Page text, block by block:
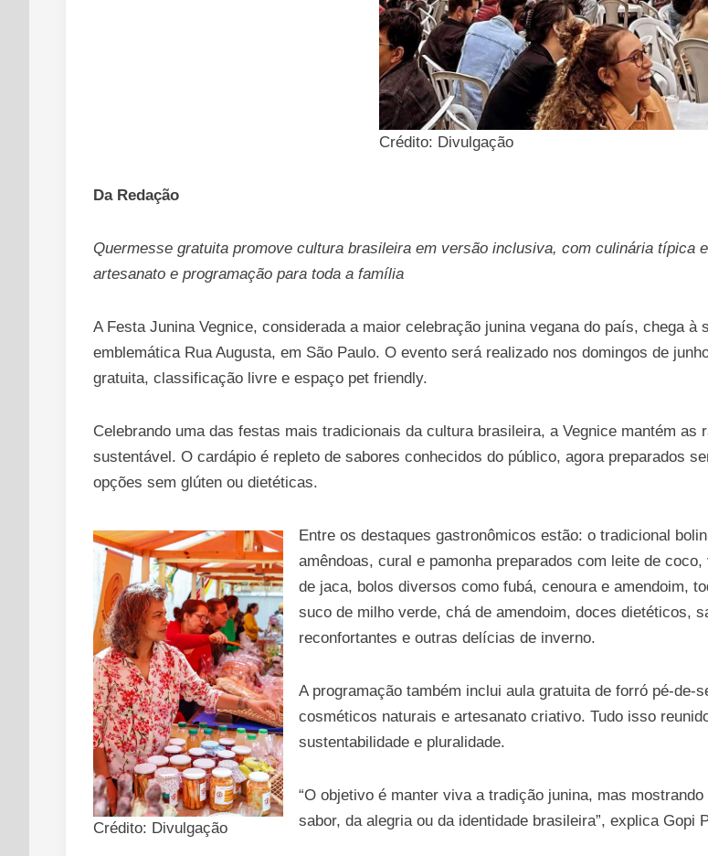
Crédito: Divulgação
Da Redação
Quermesse gratuita promove cultura brasileira em versão inclusiva, com culinária típica
artesanato e programação para toda a família
A Festa Junina Vegnice, considerada a maior celebração junina vegana do país, chega à
emblemática Rua Augusta, em São Paulo. O evento será realizado nos domingos de
gratuita, classificação livre e espaço pet friendly.
Celebrando uma das festas mais tradicionais da cultura brasileira, a Vegnice mantém
sustentável. O cardápio é repleto de sabores conhecidos do público, agora preparados
opções sem glúten ou dietéticas.
Crédito: Divulgação
Entre os destaques gastronômicos estão: o tradicional
amêndoas, cural e pamonha preparados com leite de
de jaca, bolos diversos como fubá, cenoura e amendoim,
suco de milho verde, chá de amendoim, doces dietéticos,
reconfortantes e outras delícias de inverno.
A programação também inclui aula gratuita de forró pé-
cosméticos naturais e artesanato criativo. Tudo isso
sustentabilidade e pluralidade.
“O objetivo é manter viva a tradição junina, mas
sabor, da alegria ou da identidade brasileira”, explica Gopi